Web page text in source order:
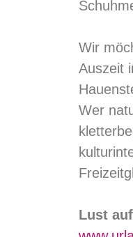
Wir
Auszeit
Wer
Lust